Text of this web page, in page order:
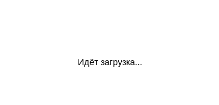
Идёт загрузка...